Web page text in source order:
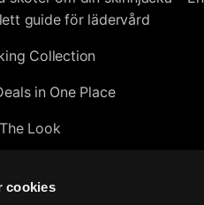
cookies
guide för lädervård
Collection
in One Place
Look